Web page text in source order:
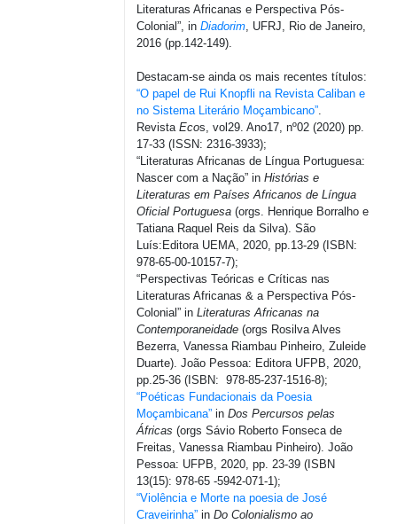
Literaturas Africanas e Perspectiva Pós-
Colonial”, in Diadorim, UFRJ, Rio de Janeiro,
2016 (pp.142-149).
Destacam-se ainda os mais recentes títulos:
“O papel de Rui Knopfli na Revista Caliban e
no Sistema Literário Moçambicano”.
Revista Ecos, vol29. Ano17, nº02 (2020) pp.
17-33 (ISSN: 2316-3933);
“Literaturas Africanas de Língua Portuguesa:
Nascer com a Nação” in Histórias e
Literaturas em Países Africanos de Língua
Oficial Portuguesa (orgs. Henrique Borralho e
Tatiana Raquel Reis da Silva). São
Luís:Editora UEMA, 2020, pp.13-29 (ISBN:
978-65-00-10157-7);
“Perspectivas Teóricas e Críticas nas
Literaturas Africanas & a Perspectiva Pós-
Colonial” in Literaturas Africanas na
Contemporaneidade (orgs Rosilva Alves
Bezerra, Vanessa Riambau Pinheiro, Zuleide
Duarte). João Pessoa: Editora UFPB, 2020,
pp.25-36 (ISBN: 978-85-237-1516-8);
“Poéticas Fundacionais da Poesia
Moçambicana” in Dos Percursos pelas
Áfricas (orgs Sávio Roberto Fonseca de
Freitas, Vanessa Riambau Pinheiro). João
Pessoa: UFPB, 2020, pp. 23-39 (ISBN
13(15): 978-65 -5942-071-1);
“Violência e Morte na poesia de José
Craveirinha” in Do Colonialismo ao